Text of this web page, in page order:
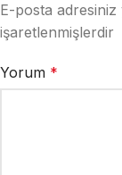
E-posta adresiniz
işaretlenmişlerdir
Yorum *